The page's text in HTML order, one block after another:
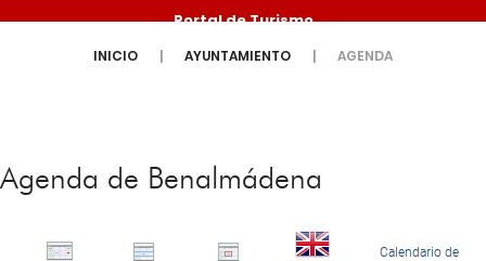
Portal de Turismo
INICIO AYUNTAMIENTO AGENDA
Agenda de Benalmádena
Calendario de